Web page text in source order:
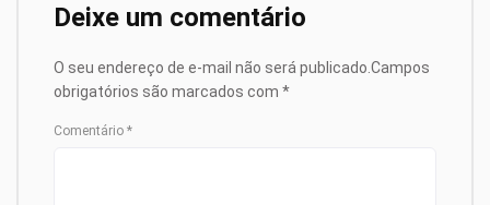
Deixe um comentário
O seu endereço de e-mail não será publicado. Campos
obrigatórios são marcados com *
Comentário *